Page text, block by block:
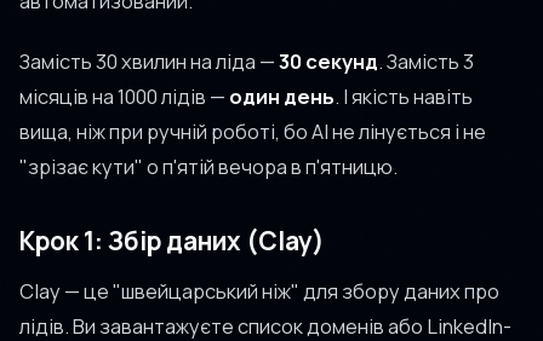
Замість 30 хвилин на ліда —30 секунд. Замість 3
місяців на 1000 лідів — один день. І якість навіть
вища, ніж при ручній роботі, бо AI не лінується і не
"зрізає кути" о п'ятій вечора в п'ятницю.
Крок 1: Збір даних (Clay)
Clay — це "швейцарський ніж" для збору даних про
лідів. Ви завантажуєте список доменів або LinkedIn-